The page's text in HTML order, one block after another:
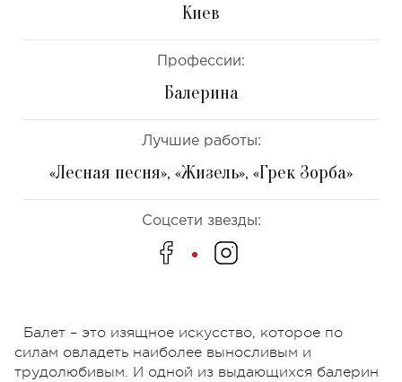
Киев
Профессии:
Балерина
Лучшие работы:
«Лесная песня», «Жизель», «Грек Зорба»
Соцсети звезды:
Балет – это изящное искусство, которое по
силам овладеть наиболее выносливым и
трудолюбивым. И одной из выдающихся балерин